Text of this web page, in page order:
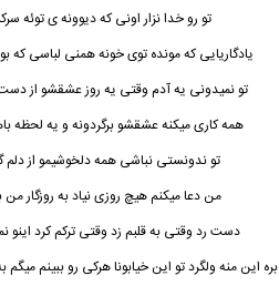
تو رو خدا نزار اونی که دیوونه ی توئه
یادگاریایی که مونده توی خونه همنی لباسی که
تو نمیدونی یه آدم وقتی یه روز عشقشو از
همه کاری میکنه عشقشو برگردونه و یه لحظه
تو ندونستی نباشی همه دلخوشیمو از دلم
من دعا میکنم هیچ روزی نیاد به روزگار من
دسترد وقتی به قلبم زد وقتی ترکم کرد
بره این منه ولگرد تو این خیابونا هرکی رو ببینم میگم